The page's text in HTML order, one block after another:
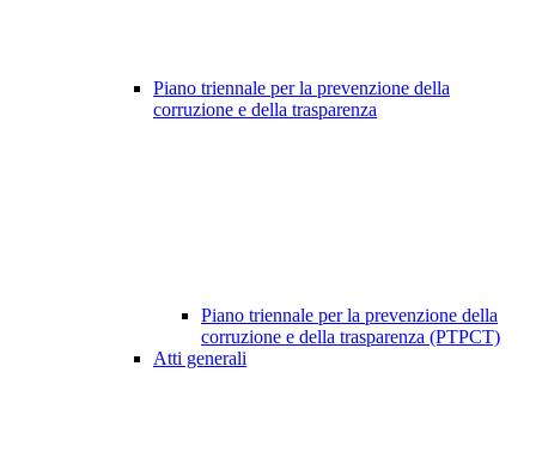
Piano triennale per la prevenzione della
corruzione e della trasparenza
Piano triennale per la prevenzione della
corruzione e della trasparenza (PTPCT)
Atti generali